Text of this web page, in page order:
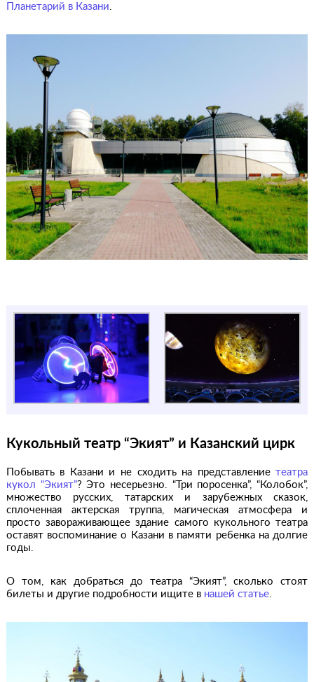
Планетарий в Казани
Кукольный театр “Экият” и Казанский цирк
Побывать в Казани и не сходить на представлениетеатра
кукол “Экият”? Это несерьезно. “Три поросенка”, “Колобок”,
множество русских, татарских и зарубежных сказок,
сплоченная актерская труппа, магическая атмосфера и
просто завораживающее здание самого кукольного театра
оставят воспоминание о Казани в памяти ребенка на долгие
годы.
О том, как добраться до театра “Экият”, сколько стоят
билеты и другие подробности ищите в нашей статье.